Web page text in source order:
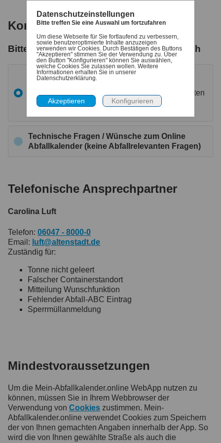
Kontakt / Ansprechpartner
Bitte wählen sie den gewünschten Bereich
Fragen rund um das Thema Abfall
wie z.B. Tonne wurde nicht geleert, Öffnungszeiten
Wertstoffhof, Sperrmüll anmelden etc..
Technische Fragen / Wünsche zum Online
Abfallkalender (keine Abfallrelevanten Fragen)
Telefonische Ansprechpartner
Carolina Luft
Telefon: 06047 - 8000-0
Email: luft@altenstadt.de
Zuständig für:
Tonne nicht geleert
Falscher Containerstandort
Mitteilung Wunschfunktion
Fehlender Abfall-ABC Eintrag
Sperrmüllanmeldung
Mindestvoraussetzungen
Um die Mein-Abfallkalender.online WebApp nutzen zu
können, müssen Sie in Ihrem Webbrowser der
Verwendung von Cookies zustimmen. Mein-
Abfallkalender.online verwendet Cookies zum Speichern
der von Ihnen gemachten Angaben innerhalb der App. So
wird die von Ihnen gewählte Straße als auch die
Datenschutzeinstellungen
Bitte treffen Sie eine Auswahl um fortzufahren
Um diese Webseite für Sie fortlaufend zu verbessern,
sowie benutzeroptimierte Inhalte anzuzeigen
verwenden wir Cookies. Durch Bestätigen des Buttons
"Akzeptieren" stimmen Sie der Verwendung zu. Über
den Button "Konfigurieren" können Sie auswählen,
welche Cookies Sie zulassen wollen. Weitere
Informationen erhalten Sie in unserer
Datenschutzerklärung.